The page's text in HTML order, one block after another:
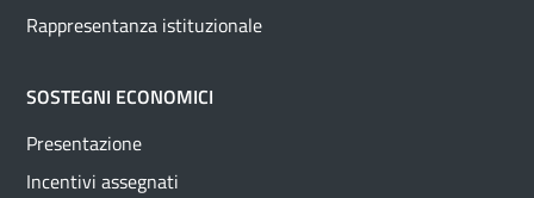
Rappresentanza istituzionale
SOSTEGNI ECONOMICI
Presentazione
Incentivi assegnati